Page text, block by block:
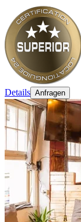
Details Anfragen